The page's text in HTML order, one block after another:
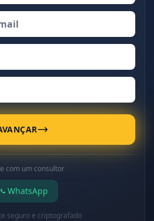
com um consultor
WhatsApp
seguro e criptografado